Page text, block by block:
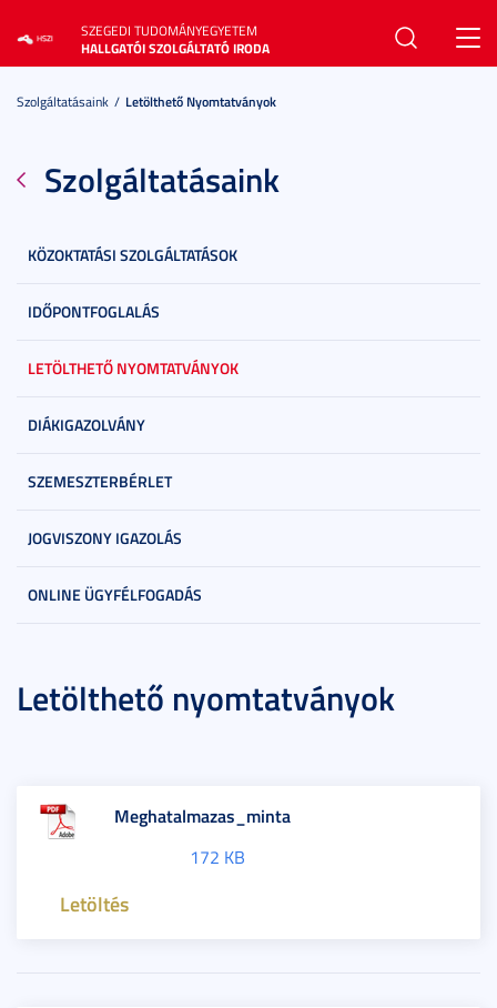
SZEGEDI TUDOMÁNYEGYETEM
HALLGATÓI SZOLGÁLTATÓ IRODA
Szolgáltatásaink Letölthető Nyomtatványok
Szolgáltatásaink
KÖZOKTATÁSI SZOLGÁLTATÁSOK
IDŐPONTFOGLALÁS
LETÖLTHETŐ NYOMTATVÁNYOK
DIÁKIGAZOLVÁNY
SZEMESZTERBÉRLET
JOGVISZONY IGAZOLÁS
ONLINE ÜGYFÉLFOGADÁS
Letölthető nyomtatványok
Meghatalmazas_minta
172 KB
Letöltés